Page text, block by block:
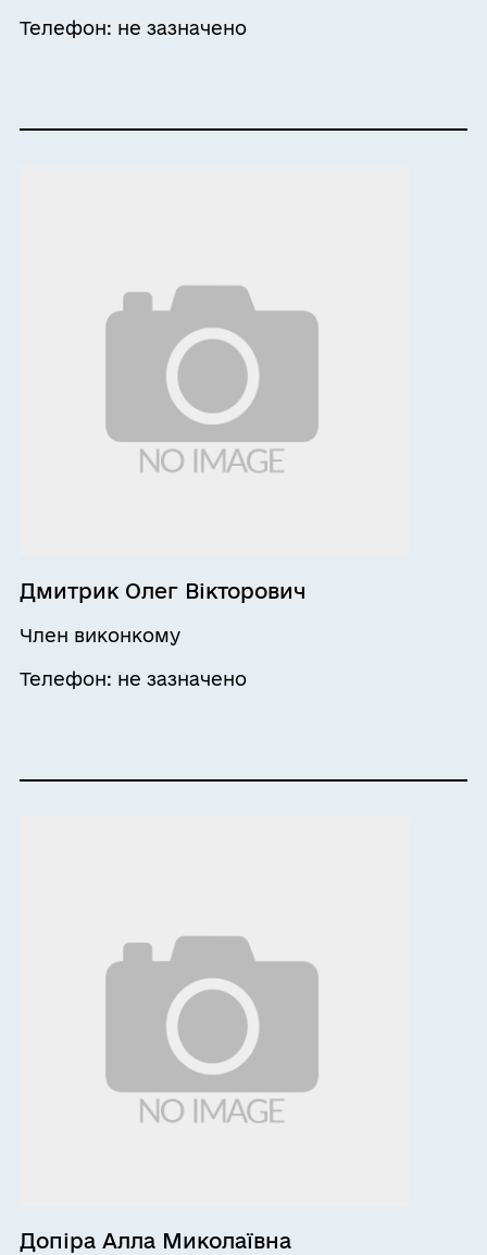
Телефон: не зазначено
Дмитрик Олег Вікторович
Член виконкому
Телефон: не зазначено
Допіра Алла Миколаївна